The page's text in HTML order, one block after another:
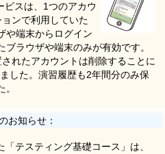
ビスは、1つのアカウ
ンで利用していた
や端末からログイン
ブラウザや端末のみが有効です。
れたアカウントは削除することに
した。演習履歴も2年間分のみ保
お知らせ：
テスティング基礎コース」は、